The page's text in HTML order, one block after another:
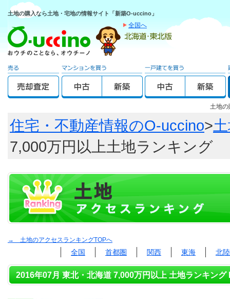
土地の購入なら土地・宅地の情報サイト「新築O-uccino」
全国へ
土地
住宅・不動産情報のO-uccino>
7,000万円以上土地ランキング
→ 土地のアクセスランキングTOPへ
全国 首都圏 関西 東海 北
2016年07月 東北・北海道 7,000万円以上 土地ランキング